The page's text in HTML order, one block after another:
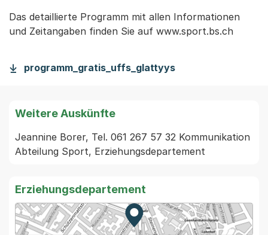
Das detaillierte Programm mit allen Informationen
und Zeitangaben finden Sie auf www.sport.bs.ch
programm_gratis_uffs_glattyys
Weitere Auskünfte
Jeannine Borer, Tel. 061 267 57 32 Kommunikation
Abteilung Sport, Erziehungsdepartement
Erziehungsdepartement
Zur Karte von MapBS.
Externer Link, wird in einem